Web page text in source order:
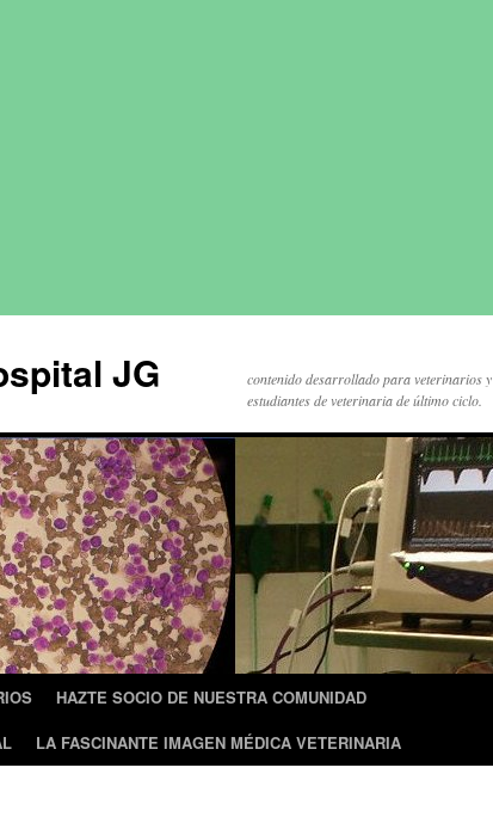
JG
contenido desarrollado para veterinarios y
estudiantes de veterinaria de último ciclo.
HAZTE SOCIO DE NUESTRA COMUNIDAD
LA FASCINANTE IMAGEN MÉDICA VETERINARIA